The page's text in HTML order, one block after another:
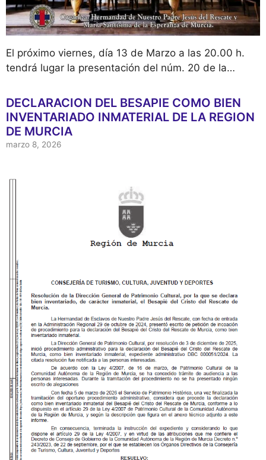
El próximo viernes, día 13 de Marzo a las 20.00 h.
tendrá lugar la presentación del núm. 20 de la…
DECLARACION DEL BESAPIE COMO BIEN
INVENTARIADO INMATERIAL DE LA REGION
DE MURCIA
marzo 8, 2026